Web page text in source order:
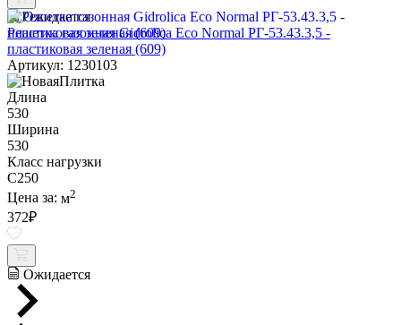
Ожидается
Решетка газонная Gidrolica Eco Normal РГ-53.43.3,5 -
пластиковая зеленая (609)
Артикул: 1230103
Длина
530
Ширина
530
Класс нагрузки
C250
Цена за: м2
372₽
Ожидается